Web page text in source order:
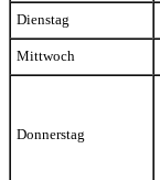
Dienstag
Mittwoch
Donnerstag